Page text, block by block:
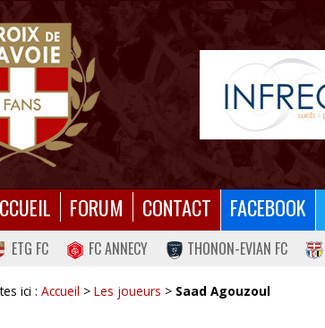
FORUM CONTACT FACEBOOK
ETG FC FC ANNECY THONON-EVIAN FC
ici : Accueil > Les joueurs > Saad Agouzoul